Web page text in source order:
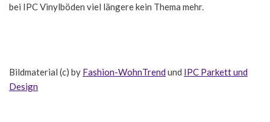
bei IPC Vinylböden viel längere kein Thema mehr.
Bildmaterial (c) by Fashion-WohnTrend und IPC Parkett und
Design